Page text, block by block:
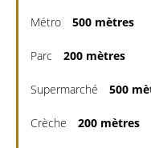
Métro 500 mètres
Parc 200 mètres
Supermarché 500
Crèche 200 mètres